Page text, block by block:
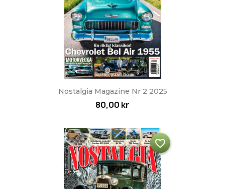
Nostalgia Magazine Nr 2 2025
80,00 kr
favorite_border